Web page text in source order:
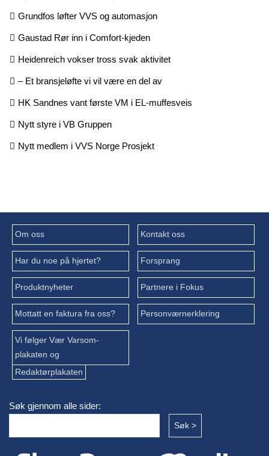
Grundfos løfter VVS og automasjon
Gaustad Rør inn i Comfort-kjeden
Heidenreich vokser tross svak aktivitet
– Et bransjeløfte vi vil være en del av
HK Sandnes vant første VM i EL-muffesveis
Nytt styre i VB Gruppen
Nytt medlem i VVS Norge Prosjekt
Om oss Kontakt oss
Har du noe på hjertet? Forsprang
Produktnyheter Partnere i Fokus
Mottatt en faktura fra oss? Personværnerklering
Vi følger Vær Varsom-
plakaten og
Redaktørplakaten
Søk gjennom alle sider: